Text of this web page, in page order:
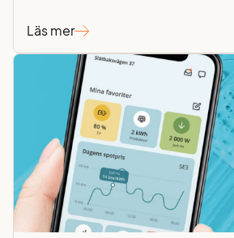
Yvonne Borg berättar om
fundera på att installera solceller
sedan, av både ekonomiska och
Läs mer